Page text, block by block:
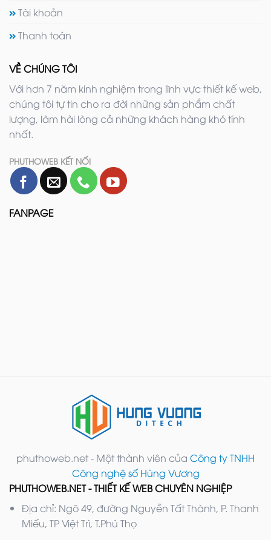
Tài khoản
Thanh toán
VỀ CHÚNG TÔI
Với hơn 7 năm kinh nghiệm trong lĩnh vực thiết kế web,
chúng tôi tự tin cho ra đời những sản phẩm chất
lượng, làm hài lòng cả những khách hàng khó tính
nhất.
PHUTHOWEB KẾT NỐI
FANPAGE
phuthoweb.net - Một thành viên của Công ty TNHH
Công nghệ số Hùng Vương
PHUTHOWEB.NET - THIẾT KẾ WEB CHUYÊN NGHIỆP
Địa chỉ: Ngõ 49, đường Nguyễn Tất Thành, P. Thanh
Miếu, TP Việt Trì, T.Phú Thọ